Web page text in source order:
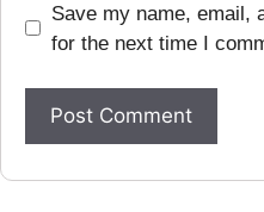
Save my name, email,
for the next time I